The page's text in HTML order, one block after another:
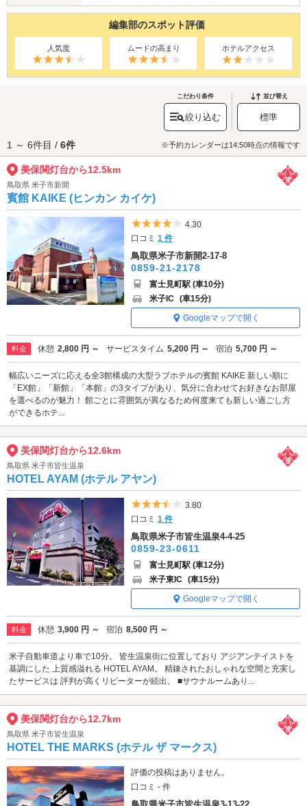
編集部のスポット評価
人気度 ムードの高まり ホテルアクセス
こだわり条件
絞り込む
並び替え
標準
1 ～ 6件目 / 6件 ※予約カレンダーは14:50時点の情報です
美保関灯台から12.5km
鳥取県 米子市新開
賓館 KAIKE (ヒンカン カイケ)
5つ星のうち4
4.30
口コミ1 件
鳥取県米子市新開2-17-8
0859-21-2178
富士見町駅 (車10分)
米子IC (車15分)
Googleマップで開く
料金 休憩 2,800 円 ～ サービスタイム 5,200 円 ～ 宿泊 5,700 円 ～
幅広いニーズに応える全3館構成の大型ラブホテルの賓館 KAIKE 新しい順に
「EX館」「新館」「本館」の3タイプがあり、気分に合わせてお好きなお部屋
を選べるのが魅力！ 館ごとに雰囲気が異なるため何度来ても新しい過ごし方
ができるホテ...
美保関灯台から12.6km
鳥取県 米子市皆生温泉
HOTEL AYAM (ホテル アヤン)
5つ星のうち3.5
3.80
口コミ1 件
鳥取県米子市皆生温泉4-4-25
0859-23-0611
富士見町駅 (車12分)
米子東IC (車15分)
Googleマップで開く
料金 休憩 3,900 円 ～ 宿泊 8,500 円 ～
米子自動車道より車で10分。 皆生温泉街に位置しており アジアンテイストを
基調にした 上質感溢れる HOTEL AYAM。 精錬されたおしゃれな空間と充実し
たサービスは 評判が高くリピーターが続出。 ■サウナルームあり...
美保関灯台から12.7km
鳥取県 米子市皆生温泉
HOTEL THE MARKS (ホテル ザ マークス)
評価の投稿はありません。
口コミ - 件